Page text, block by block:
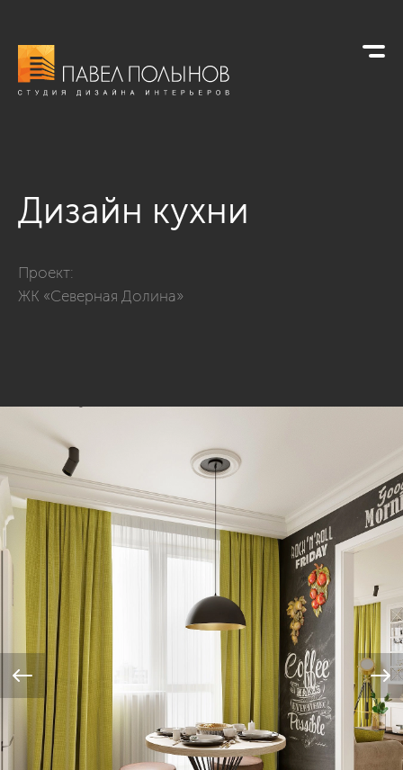
Дизайн кухни
Проект:
ЖК «Северная Долина»